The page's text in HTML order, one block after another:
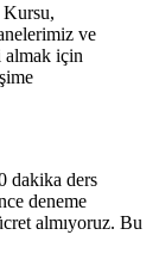
Kursu,
ve
almak için
dakika ders
deneme
almıyoruz. Bu